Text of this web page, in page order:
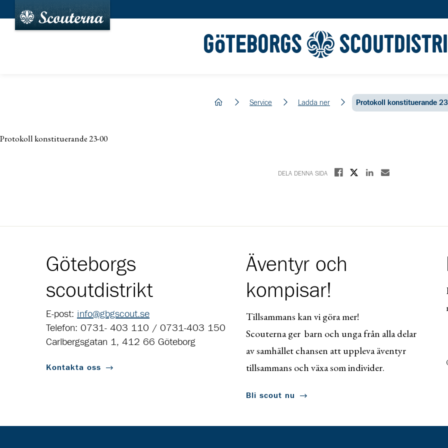
GÖTEBORGS
hem Service Ladda ner Protokoll konstituerande
Protokoll konstituerande 23-00
DELA DENNA SIDA Dela på Facebook
Dela på XDela på Linkedin
Dela med E-post
Göteborgs
scoutdistrikt
E-post: info@gbgscout.se
Telefon: 0731- 403 110 / 0731-403 150
Carlbergsgatan 1, 412 66 Göteborg
Kontakta oss
Äventyr och
kompisar!
Tillsammans kan vi göra mer!
Scouterna ger barn och unga från alla delar
av samhället chansen att uppleva äventyr
tillsammans och växa som individer.
Bli scout nu